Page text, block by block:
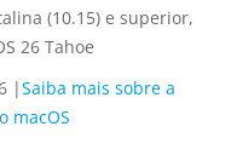
(10.15) e superior,
26 Tahoe
|Saiba mais sobre a
macOS